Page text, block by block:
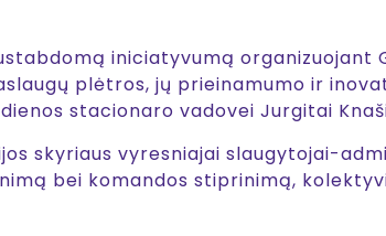
iniciatyvumą
plėtros, jų prieinamumo ir
stacionaro vadovei Jurgitai
skyriaus vyresniajai slaugytojai-
bei komandos stiprinimą,